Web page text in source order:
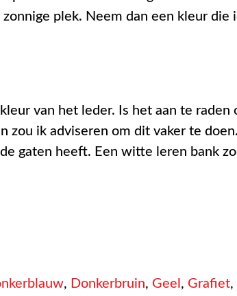
plek. Neem dan een kleur
van het leder. Is het aan te raden
zou ik adviseren om dit vaker te
gaten heeft. Een witte leren bank
, Donkerbruin, Geel , Grafiet,